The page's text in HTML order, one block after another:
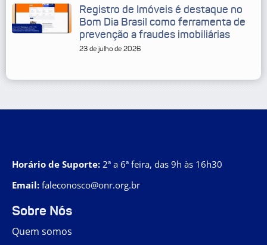
Registro de Imóveis é destaque no
Bom Dia Brasil como ferramenta de
prevenção a fraudes imobiliárias
23 de julho de 2026
Horário de Suporte: 2ª a 6ª feira, das 9h às 16h30
Email: faleconosco@onr.org.br
Sobre Nós
Quem somos